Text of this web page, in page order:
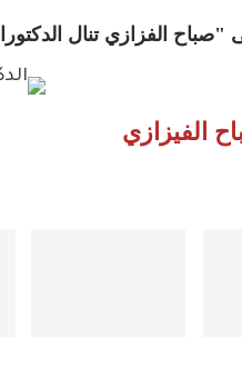
"صباح الفزازي تنال
الفيزازي